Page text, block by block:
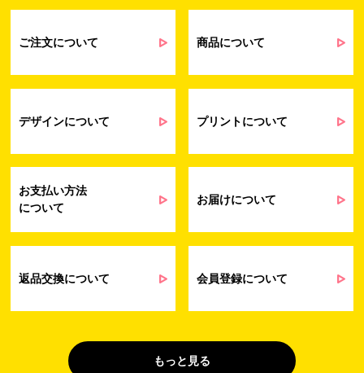
会員管理業務
当社通信販売における受発注業務のため
るアンケート等の収集・分析・統計のため
せ業務に関するお取引先様との業務連絡や
契約・請求等の一連の手続きのため
提供するサービス（サポート業務を含む）
は営業およびマーケティング活動（セミナ
ターなど）に関連する情報を、電子メー
問い合わせへの対応のため
た場合のご対応のため
受託業務
契約した小売店より委託された先への納
ご注文について 商品について
デザインについて プリントについて
お支払い方法
について
お届けについて
返品交換について 会員登録について
もっと見る